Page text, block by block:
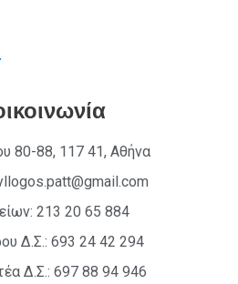
80-88, 117 41, Αθήνα
213 20 65 884
Δ.Σ.: 693 24 42 294
Δ.Σ.: 697 88 94 946